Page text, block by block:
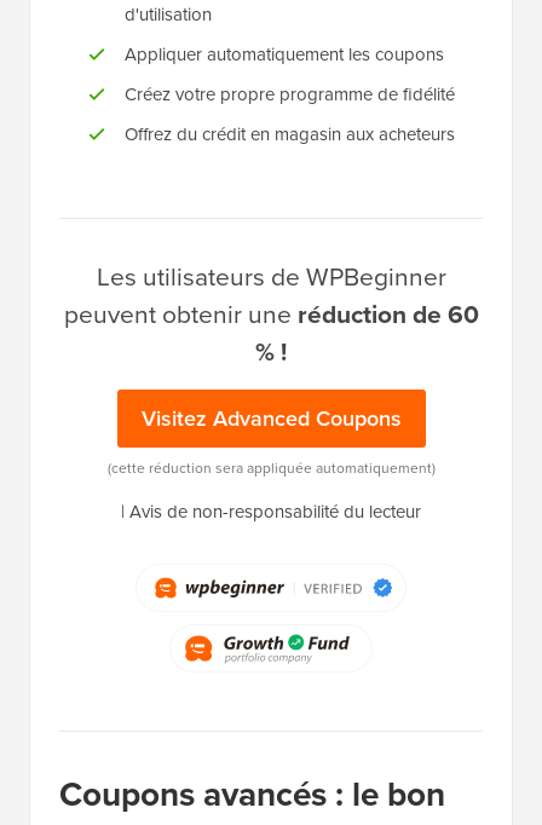
d'utilisation
Appliquer automatiquement les coupons
Créez votre propre programme de fidélité
Offrez du crédit en magasin aux acheteurs
Les utilisateurs de WPBeginner
peuvent obtenir une réduction de 60
% !
Visitez Advanced Coupons
(cette réduction sera appliquée automatiquement)
| Avis de non-responsabilité du lecteur
Coupons avancés : le bon